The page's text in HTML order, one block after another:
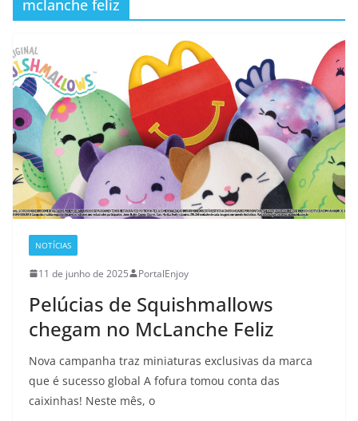
mclanche feliz
NOTÍCIAS
11 de junho de 2025 PortalEnjoy
Pelúcias de Squishmallows
chegam no McLanche Feliz
Nova campanha traz miniaturas exclusivas da marca
que é sucesso global A fofura tomou conta das
caixinhas! Neste mês, o